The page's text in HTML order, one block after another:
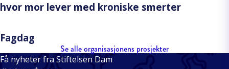
hvor mor lever med kroniske smerter
Fagdag
Se alle organisasjonens prosjekter
Få nyheter fra Stiftelsen Dam